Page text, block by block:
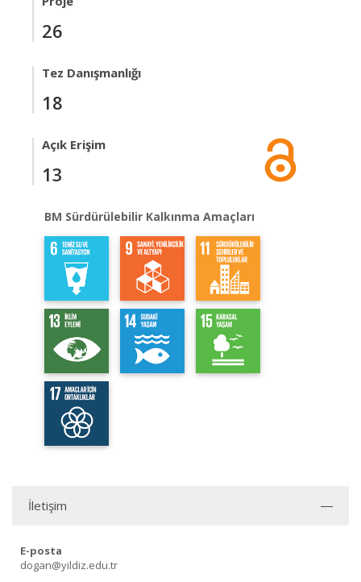
26
Tez Danışmanlığı
18
Açık Erişim
13
BM Sürdürülebilir Kalkınma Amaçları
İletişim
E-posta
dogan@yildiz.edu.tr